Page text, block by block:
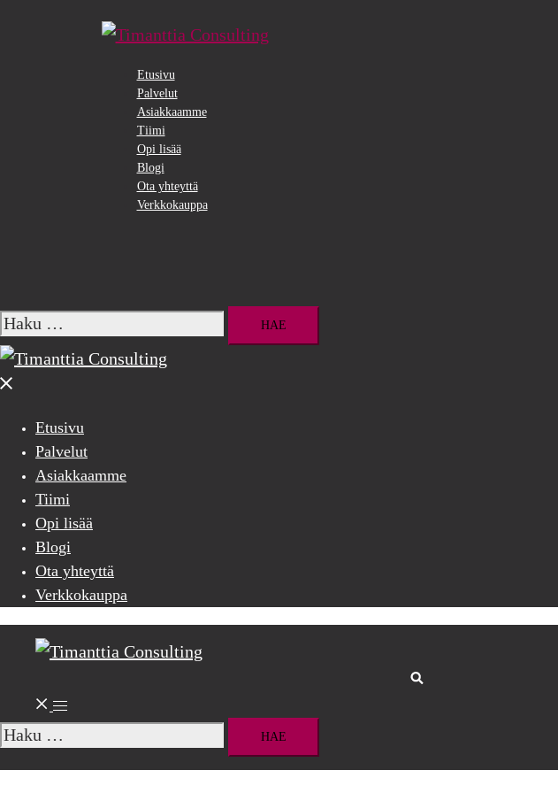
Etusivu
Palvelut
Asiakkaamme
Tiimi
Opi lisää
Blogi
Ota yhteyttä
Verkkokauppa
Haku:
Close
Etusivu
Palvelut
Asiakkaamme
Tiimi
Opi lisää
Blogi
Ota yhteyttä
Verkkokauppa
Toggle
menu
Haku: